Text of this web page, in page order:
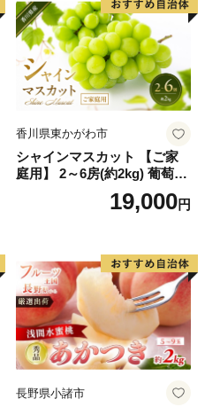
香川県東かがわ市
シャインマスカット 【ご家
庭用】 2～6房(約2kg) 葡萄 ぶ
どう ブドウ フルーツ 果物 く
だもの 果実 旬の果物 旬のフ
19,000円
長野県小諸市